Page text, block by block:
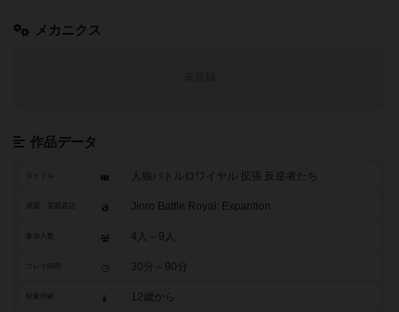
メカニクス
作品データ
タイトル 人狼バトルロワイヤル 拡張 反逆者たち
Jinro Battle Royal: Expantion
参加人数 4人～9人
30分～90分
12歳から